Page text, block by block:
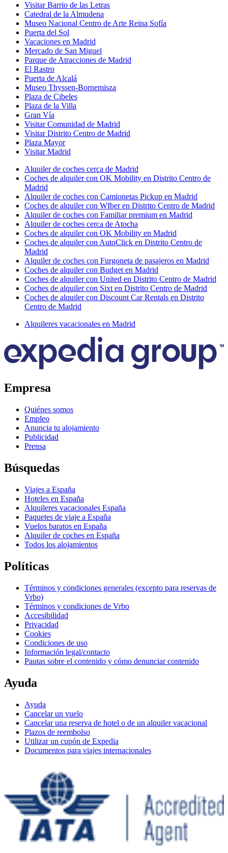
Visitar Barrio de las Letras
Catedral de la Almudena
Museo Nacional Centro de Arte Reina Sofía
Puerta del Sol
Vacaciones en Madrid
Mercado de San Miguel
Parque de Atracciones de Madrid
El Rastro
Puerta de Alcalá
Museo Thyssen-Bornemisza
Plaza de Cibeles
Plaza de la Villa
Gran Vía
Visitar Comunidad de Madrid
Visitar Distrito Centro de Madrid
Plaza Mayor
Visitar Madrid
Alquiler de coches cerca de Madrid
Coches de alquiler con OK Mobility en Distrito Centro de
Madrid
Alquiler de coches con Camionetas Pickup en Madrid
Coches de alquiler con WIber en Distrito Centro de Madrid
Alquiler de coches con Familiar premium en Madrid
Alquiler de coches cerca de Atocha
Coches de alquiler con OK Mobility en Madrid
Coches de alquiler con AutoClick en Distrito Centro de
Madrid
Alquiler de coches con Furgoneta de pasajeros en Madrid
Coches de alquiler con Budget en Madrid
Coches de alquiler con United en Distrito Centro de Madrid
Coches de alquiler con Sixt en Distrito Centro de Madrid
Coches de alquiler con Discount Car Rentals en Distrito
Centro de Madrid
Alquileres vacacionales en Madrid
Empresa
Quiénes somos
Empleo
Anuncia tu alojamiento
Publicidad
Prensa
Búsquedas
Viajes a España
Hoteles en España
Alquileres vacacionales España
Paquetes de viaje a España
Vuelos baratos en España
Alquiler de coches en España
Todos los alojamientos
Políticas
Términos y condiciones generales (excepto para reservas de
Vrbo)
Términos y condiciones de Vrbo
Accesibilidad
Privacidad
Cookies
Condiciones de uso
Información legal/contacto
Pautas sobre el contenido y cómo denunciar contenido
Ayuda
Ayuda
Cancelar un vuelo
Cancelar una reserva de hotel o de un alquiler vacacional
Plazos de reembolso
Utilizar un cupón de Expedia
Documentos para viajes internacionales